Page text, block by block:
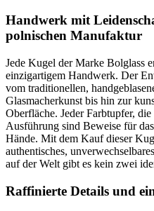
Handwerk mit
polnischen Manufaktur
Jede Kugel der Marke Bolglass
einzigartigem Handwerk. Der
vom traditionellen,
Glasmacherkunst bis hin zur
Oberfläche. Jeder Farbtupfer,
Ausführung sind Beweise für
Hände. Mit dem Kauf dieser
authentisches,
auf der Welt gibt es kein zwei
Raffinierte Details und